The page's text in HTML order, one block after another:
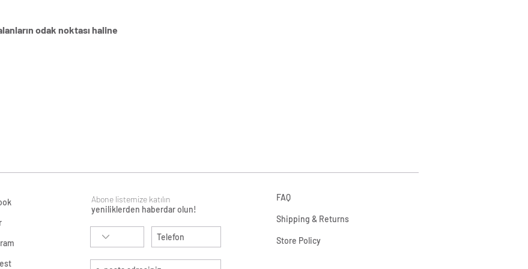
odak noktası haline
Abone listemize katılın
yeniliklerden haberdar olun!
FAQ
Shipping & Returns
Store Policy